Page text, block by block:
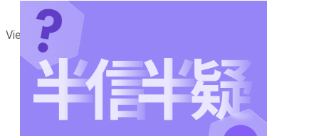
View All Result